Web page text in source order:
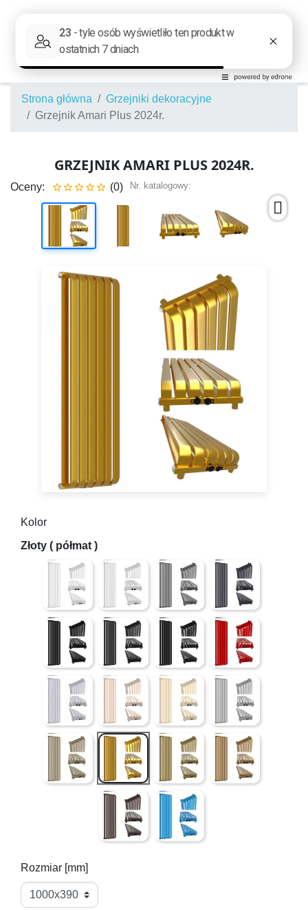
Strona główna
Grzejniki dekoracyjne
Grzejnik Amari Plus 2024r.
GRZEJNIK AMARI PLUS 2024R.
Oceny:  (0) Nr. katalogowy:
Kolor
Biały mat struktura (lekko chropowata powierzchnia)
Biały połysk (gładki)Antracyt struktura (lekko
Grafit ( gładki z
Czarny Mat ( gładki )Czarna struktura (lekko chropowata
Czarny połysk ( gładki )
Czerwony połysk (
Szary struktura (lekko chropowata powierzchnia)
Pink Rose ( złoty róż - gładki )
QUARTZ I struktura (lekko
4 LUTY ( mieniące
QUARTZ II struktura (lekko chropowata
Złoty ( półmat )Antyk Jaśniejszy ( gładki )
Antyk Ciemniejszy
Bordo struktura (lekko chropowata
Niebieski ( gładki )
Rozmiar [mm]